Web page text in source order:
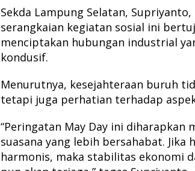
Sekda Lampung Selatan,
serangkaian kegiatan sosial ini
menciptakan hubungan industrial
kondusif.
Menurutnya, kesejahteraan buruh
tetapi juga perhatian terhadap
“Peringatan May Day ini diharapkan
suasana yang lebih bersahabat. Jika
harmonis, maka stabilitas ekonomi